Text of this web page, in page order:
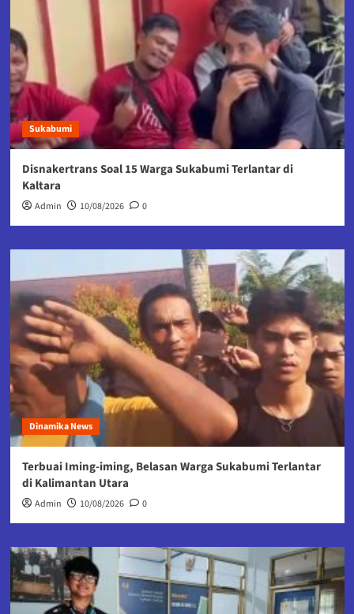
Sukabumi
Disnakertrans Soal 15 Warga Sukabumi Terlantar di
Kaltara
Admin 10/08/2026 0
Dinamika News
Terbuai Iming-iming, Belasan Warga Sukabumi Terlantar
di Kalimantan Utara
Admin 10/08/2026 0